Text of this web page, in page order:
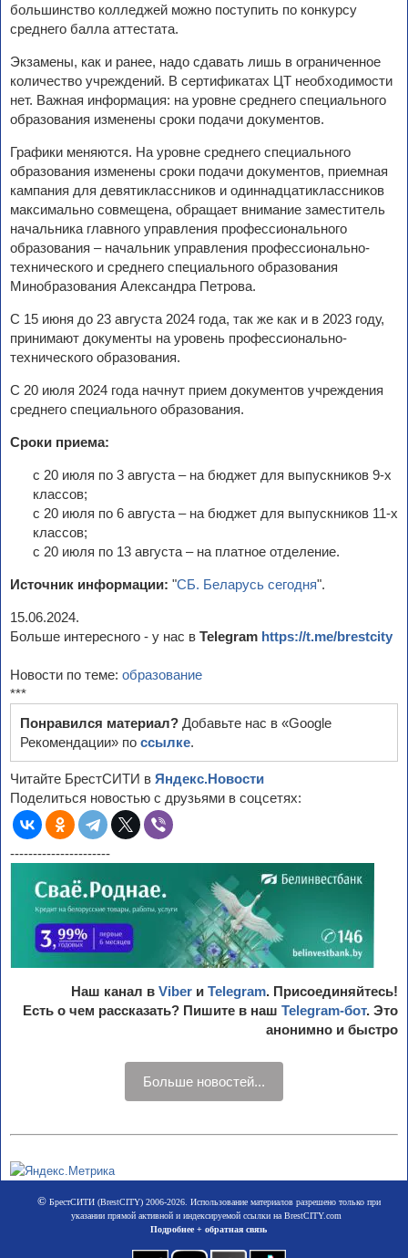
большинство колледжей можно поступить по конкурсу
среднего балла аттестата.
Экзамены, как и ранее, надо сдавать лишь в ограниченное
количество учреждений. В сертификатах ЦТ необходимости
нет. Важная информация: на уровне среднего специального
образования изменены сроки подачи документов.
Графики меняются. На уровне среднего специального
образования изменены сроки подачи документов, приемная
кампания для девятиклассников и одиннадцатиклассников
максимально совмещена, обращает внимание заместитель
начальника главного управления профессионального
образования – начальник управления профессионально-
технического и среднего специального образования
Минобразования Александра Петрова.
С 15 июня до 23 августа 2024 года, так же как и в 2023 году,
принимают документы на уровень профессионально-
технического образования.
С 20 июля 2024 года начнут прием документов учреждения
среднего специального образования.
Сроки приема:
с 20 июля по 3 августа – на бюджет для выпускников 9-х
классов;
с 20 июля по 6 августа – на бюджет для выпускников 11-х
классов;
с 20 июля по 13 августа – на платное отделение.
Источник информации: "СБ. Беларусь сегодня".
15.06.2024.
Больше интересного - у нас в Telegram https://t.me/brestcity
Новости по теме: образование
***
Понравился материал? Добавьте нас в «Google
Рекомендации» по ссылке.
Читайте БрестСИТИ в Яндекс.Новости
Поделиться новостью с друзьями в соцсетях:
----------------------
Наш канал в Viber и Telegram. Присоединяйтесь!
Есть о чем рассказать? Пишите в наш Telegram-бот. Это
анонимно и быстро
Больше новостей...
©БрестСИТИ (BrestCITY) 2006-2026. Использование материалов разрешено только при
указании прямой активной и индексируемой ссылки на BrestCITY.com
Подробнее + обратная связь